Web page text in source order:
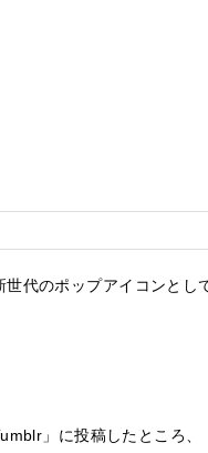
代のポップアイコンとし
」に投稿したところ、